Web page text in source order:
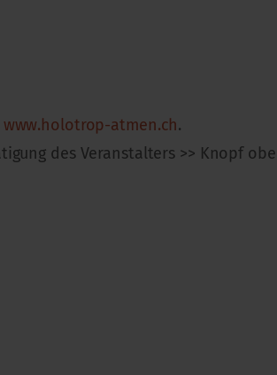
www.holotrop-atmen.ch.
des Veranstalters >> Knopf